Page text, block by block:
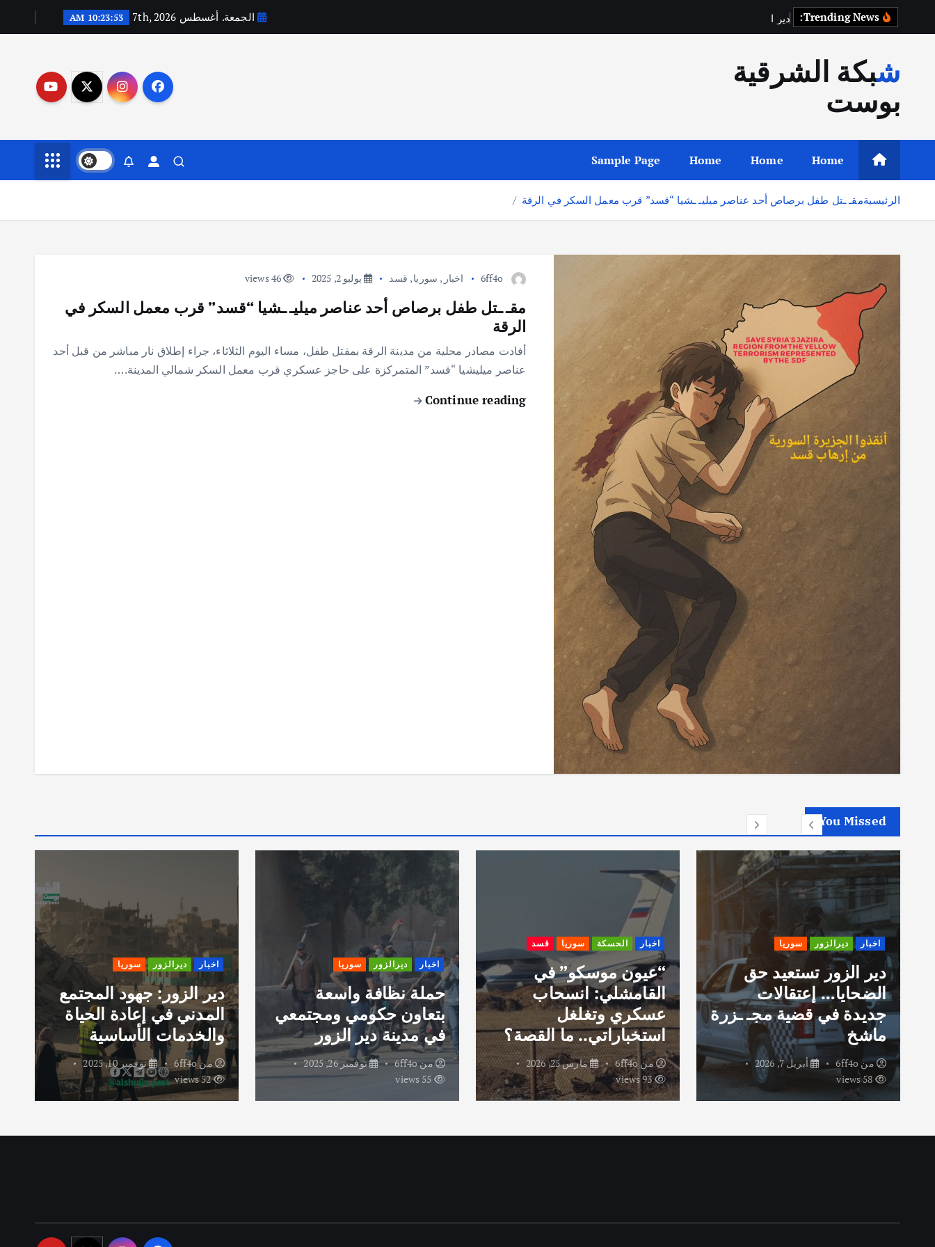
إ
ى
دير ا الجمعة. أغسطس 7th, 2026 10:23:53 AM
شبكة الشرقية
بوست
Home
Home
Home
Sample Page
الرئيسيةمقـ ـتل طفل برصاص أحد عناصر ميليـ ـشيا “قسد” قرب معمل السكر في الرقة
6ff4o اخبار , سوريا, قسد يوليو 2, 2025 46 views
مقـ ـتل طفل برصاص أحد عناصر ميليـ ـشيا “قسد” قرب معمل السكر في
الرقة
أفادت مصادر محلية من مدينة الرقة بمقتل طفل، مساء اليوم الثلاثاء، جراء إطلاق نار مباشر من قبل أحد
عناصر ميليشيا “قسد” المتمركزة على حاجز عسكري قرب معمل السكر شمالي المدينة.…
Continue reading
You Missed
اخبار ديرالزور سوريا
دير الزور تستعيد حق
الضحايا… إعتقالات
جديدة في قضية مجـ ـزرة
ماشخ
من 6ff4o
أبريل 7, 2026
اخبار الحسكة سوريا قسد
“عيون موسكو” في
القامشلي: انسحاب
عسكري وتغلغل
استخباراتي.. ما القصة؟
من 6ff4o
مارس 25, 2026
93 views
اخبار ديرالزور سوريا
حملة نظافة واسعة
بتعاون حكومي ومجتمعي
في مدينة دير الزور
من6ff4o
نوفمبر 26, 2025
اخبار ديرالزور سوريا
دير الزور: جهود المجتمع
المدني في إعادة الحياة
والخدمات الأساسية
من6ff4o
نوفمبر 10, 2025
52 views